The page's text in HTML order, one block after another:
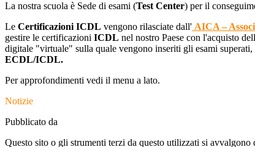
La nostra scuola è Sede di esami (Test Center) per il
Le Certificazioni ICDL vengono rilasciate dall' AICA –
gestire le certificazioni ICDL nel nostro Paese con l'acquisto
digitale "virtuale" sulla quale vengono inseriti gli esami
ECDL/ICDL.
Per approfondimenti vedi il menu a lato.
Notizie
Pubblicato da
Questo sito o gli strumenti terzi da questo utilizzati si